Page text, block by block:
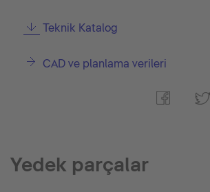
Teknik Katalog
CAD ve planlama verileri
Yedek parçalar